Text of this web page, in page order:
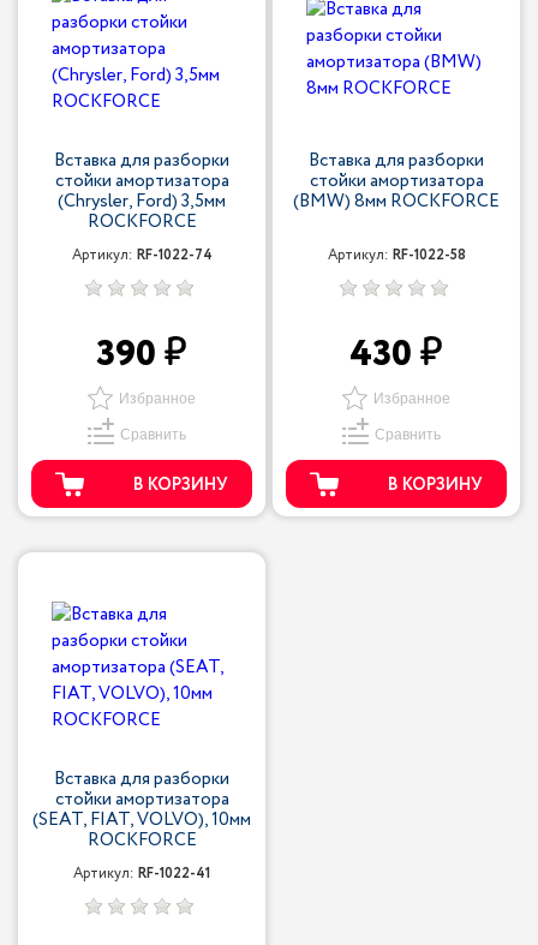
Вставка для разборки
стойки амортизатора
(Chrysler, Ford) 3,5мм
ROCKFORCE
Артикул: RF-1022-74
390
Избранное
Сравнить
В КОРЗИНУ
Вставка для разборки
стойки амортизатора
(BMW) 8мм ROCKFORCE
Артикул: RF-1022-58
430
Избранное
Сравнить
В КОРЗИНУ
Вставка для разборки
стойки амортизатора
(SEAT, FIAT, VOLVO), 10мм
ROCKFORCE
Артикул: RF-1022-41